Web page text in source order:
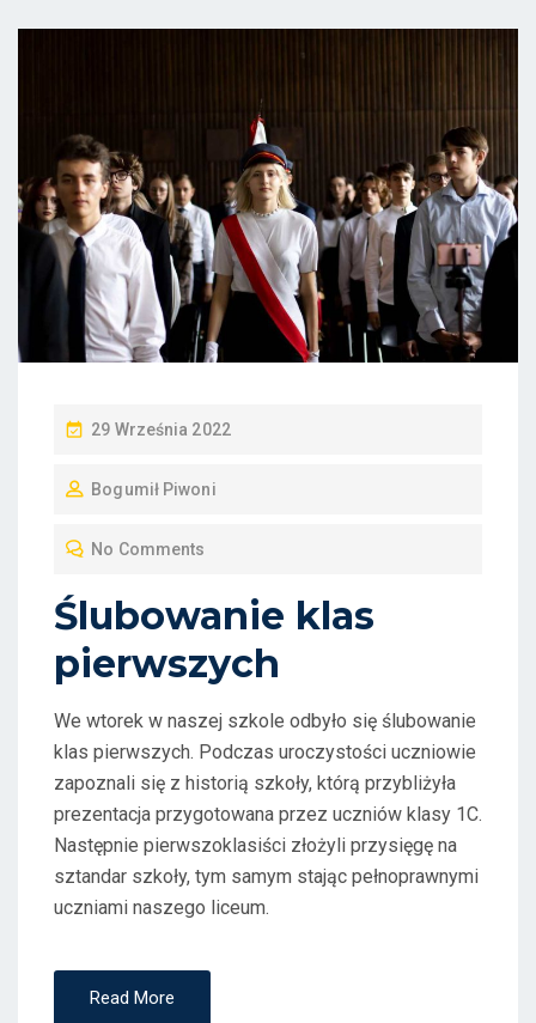
P
S
E
O
N
29 Września 2022
Bogumił Piwoni
No Comments
Ślubowanie klas
pierwszych
We wtorek w naszej szkole odbyło się ślubowanie
klas pierwszych. Podczas uroczystości uczniowie
zapoznali się z historią szkoły, którą przybliżyła
prezentacja przygotowana przez uczniów klasy 1C.
Następnie pierwszoklasiści złożyli przysięgę na
sztandar szkoły, tym samym stając pełnoprawnymi
uczniami naszego liceum.
Read More